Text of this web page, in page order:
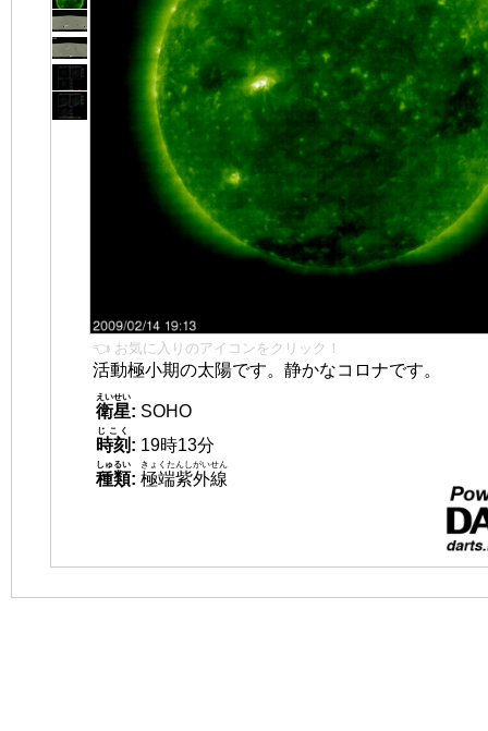
👈 お気に入りのアイコンをクリック！
活動極小期の太陽です。静かなコロナです。
衛星
えいせい
: SOHO
時刻
じこく
: 19時13分
種類
しゅるい
: 極端紫外線
きょくたんしがいせん